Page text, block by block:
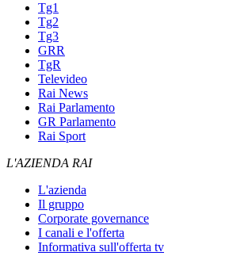
Tg1
Tg2
Tg3
GRR
TgR
Televideo
Rai News
Rai Parlamento
GR Parlamento
Rai Sport
L'AZIENDA RAI
L'azienda
Il gruppo
Corporate governance
I canali e l'offerta
Informativa sull'offerta tv